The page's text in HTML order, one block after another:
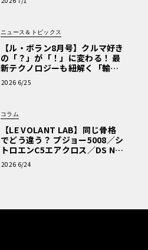
ニュース＆トピックス
【ル・ボラン8月号】クルマ好き
の「？」が「！」に変わる！ 最
新テクノロジーも紐解く「輸入
車Q&A」
2026 6/25
コラム
【LE VOLANT LAB】同じ骨格
でどう違う？ プジョー5008／シ
トロエンC5エアクロス／DS Nº4
読者一気乗りレポート
2026 6/24